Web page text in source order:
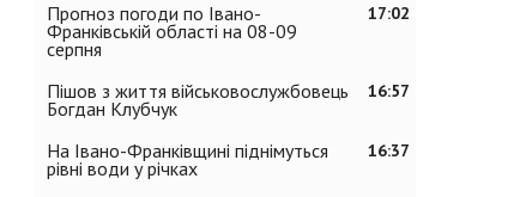
17:02
Прогноз погоди по Івано-
Франківській області на 08-09
серпня
16:57
Пішов з життя військовослужбовець
Богдан Клубчук
16:37
На Івано-Франківщині піднімуться
рівні води у річках